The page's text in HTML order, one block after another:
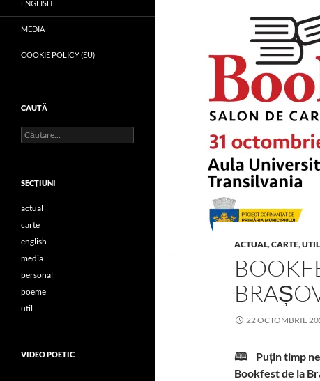
ACTUAL,CARTE,UTIL
22 OCTOMBRIE
🕮 Puțin timp ne
Bookfest de la
ENGLISH
MEDIA
COOKIE POLICY (EU)
CAUTĂ
Caută
după:
SECŢIUNI
actual
carte
english
media
personal
poeme
util
VIDEO POETIC